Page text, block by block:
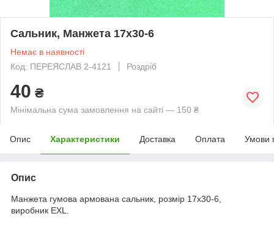
Сальник, Манжета 17х30-6
Немає в наявності
Код: ПЕРЕЯСЛАВ 2-4121
Роздріб
40 ₴
Мінімальна сума замовлення на сайті — 150 ₴
Опис Характеристики Доставка Оплата Умови
Опис
Манжета гумова армована сальник, розмір 17х30-6,
виробник EXL.